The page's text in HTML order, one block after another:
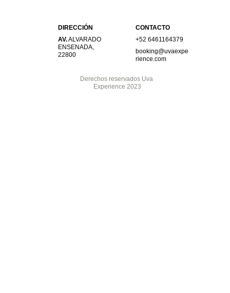
DIRECCIÓN
AV. ALVARADO
ENSENADA,
22800
CONTACTO
+52 6461164379
booking@uvaexpe
rience.com
Derechos reservados Uva
Experience 2023